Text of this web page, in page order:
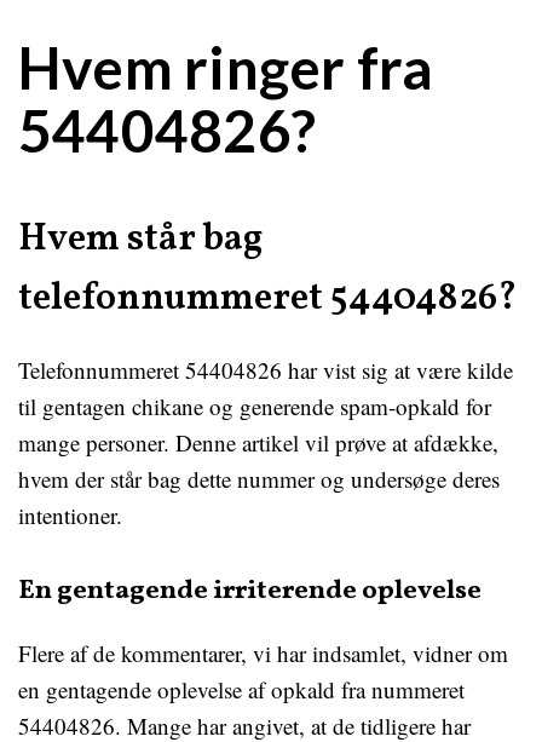
Hvem ringer fra
54404826?
Hvem står bag
telefonnummeret 54404826?
Telefonnummeret 54404826 har vist sig at være kilde
til gentagen chikane og generende spam-opkald for
mange personer. Denne artikel vil prøve at afdække,
hvem der står bag dette nummer og undersøge deres
intentioner.
En gentagende irriterende oplevelse
Flere af de kommentarer, vi har indsamlet, vidner om
en gentagende oplevelse af opkald fra nummeret
54404826. Mange har angivet, at de tidligere har